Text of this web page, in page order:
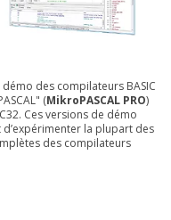
des compilateurs BASIC
(MikroPASCAL PRO)
Ces versions de démo
la plupart des
des compilateurs